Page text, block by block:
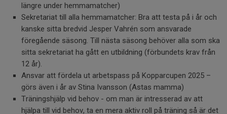
längre under hemmamatcher)
Sekretariat till alla hemmamatcher: Bra att testa på i år och
kanske sitta bredvid Jesper Vahrén som ansvarade
föregående säsong. Till nästa säsong behöver alla som ska
sitta sekretariat ha gått en utbildning (förbundets krav från
12 år).
Ansvar att fördela ut arbetspass på Kopparcupen 2025 –
görs även i år av Stina Ivansson (Astas mamma)
Träningshjälp vid behov - om man är intresserad av att
hjälpa till vid behov, ta en mera aktiv roll på träning så är det